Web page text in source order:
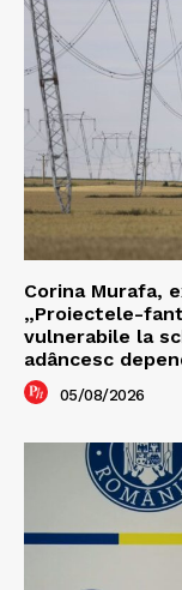
Corina Murafa,
„Proiectele-
vulnerabile la
adâncesc
05/08/2026